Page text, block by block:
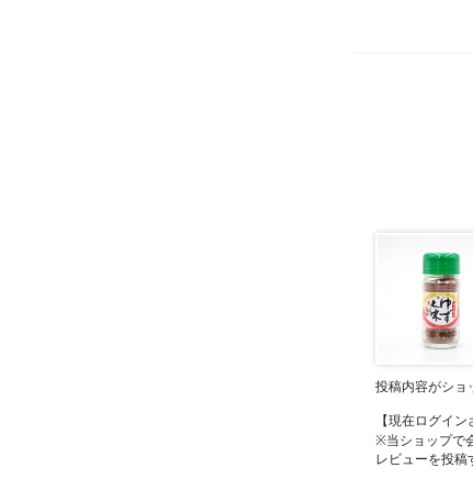
投稿内容がショ
【現在ログイン
※当ショップで
レビューを投稿